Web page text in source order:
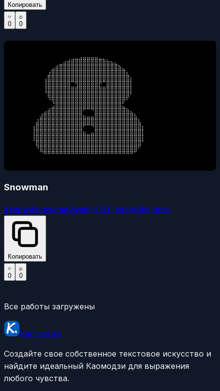
Копировать
0 0
⠀⠀⠀⠀⠀⠀⠀⠀⠀⠀⠀⠀⠀⠀⠀⢀⣀⣠⣤⣤⣤⣤⣀⡀⠀⠀⠀⠀⠀⠀⠀⠀⠀⠀⠀⠀⠀⠀⠀
⠀⠀⠀⠀⠀⠀⠀⠀⠀⠀⠀⠀⣀⣴⣾⣿⣿⣿⣿⣿⣿⣿⣿⣿⣷⣦⣄⠀⠀⠀⠀⠀⠀⠀⠀⠀⠀⠀⠀
⠀⠀⠀⠀⠀⠀⠀⠀⠀⠀⣠⣾⣿⣿⣿⣿⣿⣿⣿⣿⣿⣿⣿⣿⣿⣿⣿⣷⣄⠀⠀⠀⠀⠀⠀⠀⠀⠀⠀
⠀⠀⠀⠀⠀⠀⠀⠀⠀⣰⣿⣿⣿⣿⣿⣿⣿⣿⣿⣿⣿⣿⣿⣿⣿⣿⣿⣿⣿⣆⠀⠀⠀⠀⠀⠀⠀⠀⠀
⠀⠀⠀⠀⠀⠀⠀⠀⢠⣿⣿⣿⣿⣿⣿⣿⣿⣿⣿⣿⣿⣿⣿⣿⣿⣿⣿⣿⣿⣿⡆⠀⠀⠀⠀⠀⠀⠀⠀
⠀⠀⠀⠀⠀⠀⠀⠀⢸⣿⣿⣿⣿⣿⣿⠉⢻⣿⣿⣿⣿⣿⡟⠉⣿⣿⣿⣿⣿⣿⡇⠀⠀⠀⠀⠀⠀⠀⠀
⠀⠀⠀⠀⠀⠀⠀⠀⢸⣿⣿⣿⣿⣿⣿⣿⣿⣿⣿⣿⣿⣿⣿⣿⣿⣿⣿⣿⣿⣿⡇⠀⠀⠀⠀⠀⠀⠀⠀
⠀⠀⠀⠀⠀⠀⠀⠀⠈⣿⣿⣿⣿⣿⣿⣿⣿⣿⣿⣿⣿⣿⣿⣿⣿⣿⣿⣿⣿⣿⠃⠀⠀⠀⠀⠀⠀⠀⠀
⠀⠀⠀⠀⠀⠀⠀⠀⠀⠘⢿⣿⣿⣿⣿⣿⣿⣿⣿⣿⣿⣿⣿⣿⣿⣿⣿⣿⡿⠃⠀⠀⠀⠀⠀⠀⠀⠀⠀
⠀⠀⠀⠀⠀⠀⠀⠀⠀⠀⣨⣿⣿⣿⣿⣿⣿⣿⣿⣿⣿⣿⣿⣿⣿⣿⣿⣿⣅⠀⠀⠀⠀⠀⠀⠀⠀⠀⠀
⠀⠀⠀⠀⠀⠀⠀⠀⣠⣾⣿⣿⣿⣿⣿⣿⣿⣿⠋⠉⠙⣿⣿⣿⣿⣿⣿⣿⣿⣷⣄⠀⠀⠀⠀⠀⠀⠀⠀
⠀⠀⠀⠀⠀⠀⠀⣼⣿⣿⣿⣿⣿⣿⣿⣿⣿⣿⣦⣤⣤⣿⣿⣿⣿⣿⣿⣿⣿⣿⣿⣧⠀⠀⠀⠀⠀⠀⠀
⠀⠀⠀⠀⠀⠀⣼⣿⣿⣿⣿⣿⣿⣿⣿⣿⣿⣿⣿⣿⣿⣿⣿⣿⣿⣿⣿⣿⣿⣿⣿⣿⣧⠀⠀⠀⠀⠀⠀
⠀⠀⠀⠀⠀⢰⣿⣿⣿⣿⣿⣿⣿⣿⣿⣿⣿⣿⠋⠉⠙⣿⣿⣿⣿⣿⣿⣿⣿⣿⣿⣿⣿⡆⠀⠀⠀⠀⠀
⠀⠀⠀⠀⠀⢸⣿⣿⣿⣿⣿⣿⣿⣿⣿⣿⣿⣿⣦⣀⣤⣿⣿⣿⣿⣿⣿⣿⣿⣿⣿⣿⣿⡇⠀⠀⠀⠀⠀
⠀⠀⠀⠀⠀⢸⣿⣿⣿⣿⣿⣿⣿⣿⣿⣿⣿⣿⣿⣿⣿⣿⣿⣿⣿⣿⣿⣿⣿⣿⣿⣿⣿⡇⠀⠀⠀⠀⠀
⠀⠀⠀⠀⠀⠀⣿⣿⣿⣿⣿⣿⣿⣿⣿⣿⣿⣿⣿⣿⣿⣿⣿⣿⣿⣿⣿⣿⣿⣿⣿⣿⣿⠁⠀⠀⠀⠀⠀
⠀⠀⠀⠀⠀⠀⠘⣿⣿⣿⣿⣿⣿⣿⣿⣿⣿⣿⣿⣿⣿⣿⣿⣿⣿⣿⣿⣿⣿⣿⣿⣿⠃⠀⠀⠀⠀⠀⠀
⠀⠀⠀⠀⠀⠀⠀⠈⠛⠛⠛⠛⠛⠛⠛⠛⠛⠛⠛⠛⠛⠛⠛⠛⠛⠛⠛⠛⠛⠛⠛⠁⠀⠀⠀⠀⠀⠀⠀
Snowman
#snow#snowman#winter#christmas#shapes
Копировать
0 0
Все работы загружены
Kaomoji.diy
Создайте свое собственное текстовое искусство и
найдите идеальный Каомодзи для выражения
любого чувства.